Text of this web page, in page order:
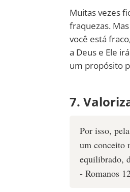
Muitas vezes
fraquezas.
você está
a Deus e Ele
um propósito
7.
Por isso,
um conceito
equilibrado,
- Romanos